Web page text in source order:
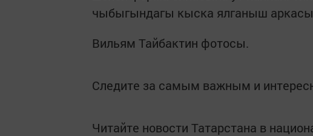
чыбыгындагы кыска ялганыш
Вильям Тайбактин фотосы.
Следите за самым важным и
Читайте новости Татарстана в